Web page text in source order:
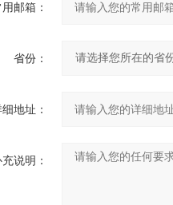
邮箱：
省份：
地址：
说明：